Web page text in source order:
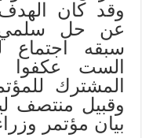
وقد كان
عن حل سلمي
سبقه اجتماع
الست عكفوا
المشترك
وقبيل منتصف
بيان مؤتمر